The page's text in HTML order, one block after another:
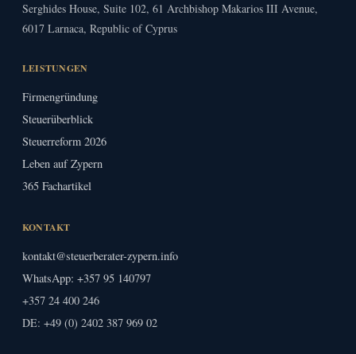
Serghides House, Suite 102, 61 Archbishop Makarios III Avenue,
6017 Larnaca, Republic of Cyprus
LEISTUNGEN
Firmengründung
Steuerüberblick
Steuerreform 2026
Leben auf Zypern
365 Fachartikel
KONTAKT
kontakt@steuerberater-zypern.info
WhatsApp: +357 95 140797
+357 24 400 246
DE: +49 (0) 2402 387 969 02